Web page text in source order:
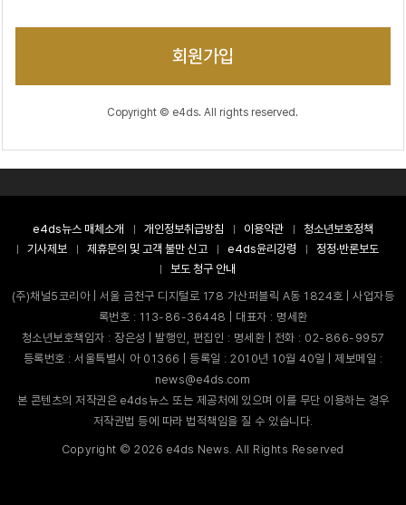
회원가입
Copyright © e4ds. All rights reserved.
e4ds뉴스 매체소개 개인정보취급방침 이용약관
청소년보호정책
기사제보
제휴문의 및 고객 불만 신고 e4ds윤리강령
정정·반론보도
보도 청구 안내
(주)채널5코리아 | 서울 금천구 디지털로 178 가산퍼블릭 A동 1824호 | 사업자등
록번호 : 113-86-36448 | 대표자 : 명세환
청소년보호책임자 : 장은성 | 발행인, 편집인 : 명세환 | 전화 : 02-866-9957
등록번호 : 서울특별시 아 01366 | 등록일 : 2010년 10월 40일 | 제보메일 :
news@e4ds.com
본 콘텐츠의 저작권은 e4ds뉴스 또는 제공처에 있으며 이를 무단 이용하는 경우
저작권법 등에 따라 법적책임을 질 수 있습니다.
Copyright ©2026 e4ds News. All Rights Reserved